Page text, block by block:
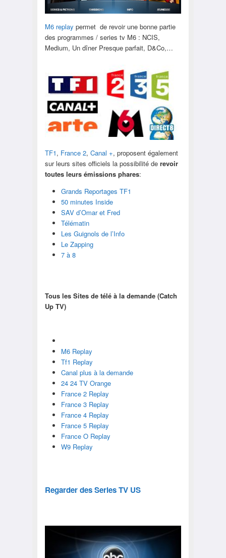
M6 replay permet de revoir une bonne partie
des programmes / series tv M6 : NCIS,
Medium, Un dîner Presque parfait, D&Co,…
TF1, France 2, Canal +, proposent également
sur leurs sites officiels la possibilité de revoir
toutes leurs émissions phares:
Grands Reportages TF1
50 minutes Inside
SAV d’Omar et Fred
Télématin
Les Guignols de l’Info
Le Zapping
7 à 8
Tous les Sites de télé à la demande (Catch
Up TV)
M6 Replay
Tf1 Replay
Canal plus à la demande
24 24 TV Orange
France 2 Replay
France 3 Replay
France 4 Replay
France 5 Replay
France O Replay
W9 Replay
Regarder des Series TV US